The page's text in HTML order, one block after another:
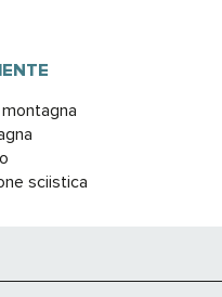
sciistica